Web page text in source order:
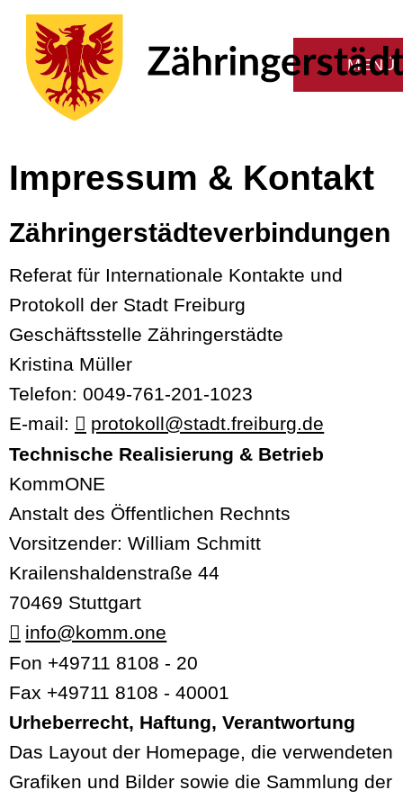
Impressum & Kontakt
Zähringerstädteverbindungen
Referat für Internationale Kontakte und
Protokoll der Stadt Freiburg
Geschäftsstelle Zähringerstädte
Kristina Müller
Telefon: 0049-761-201-1023
E-mail:
protokoll@stadt.freiburg.de
Technische Realisierung & Betrieb
KommONE
Anstalt des Öffentlichen Rechnts
Vorsitzender: William Schmitt
Krailenshaldenstraße 44
70469 Stuttgart
info@komm.one
Fon +49711 8108 - 20
Fax +49711 8108 - 40001
Urheberrecht, Haftung, Verantwortung
Das Layout der Homepage, die verwendeten
Grafiken und Bilder sowie die Sammlung der